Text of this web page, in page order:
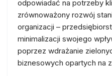
odpowiadać na potrzeby
zrównoważony rozwój
organizacji –
minimalizacji swojego
poprzez wdrażanie
biznesowych opartych na